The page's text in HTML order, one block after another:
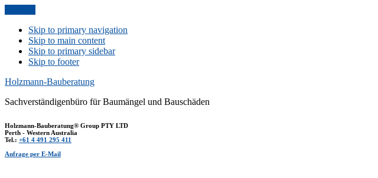
Skip to primary navigation
Skip to main content
Skip to primary sidebar
Skip to footer
Holzmann-Bauberatung
Sachverständigenbüro für Baumängel und Bauschäden
Holzmann-Bauberatung® Group PTY LTD
Perth - Western Australia
Tel.: +61 4 491 295 411
Anfrage per E-Mail